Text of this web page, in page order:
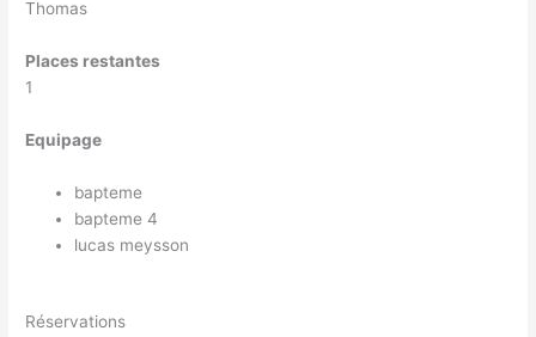
Thomas
Places restantes
1
Equipage
bapteme
bapteme 4
lucas meysson
Réservations